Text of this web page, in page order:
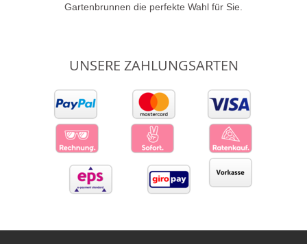
Gartenbrunnen die perfekte Wahl für Sie.
UNSERE ZAHLUNGSARTEN